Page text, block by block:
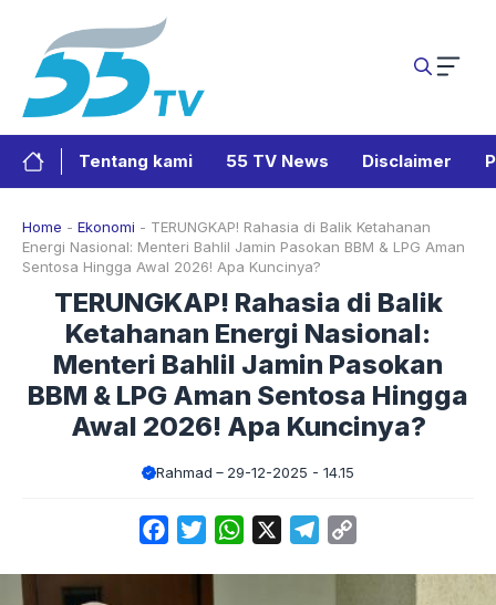
Tentang kami 55 TV News Disclaimer
Home - Ekonomi - TERUNGKAP! Rahasia di Balik Ketahanan
Energi Nasional: Menteri Bahlil Jamin Pasokan BBM & LPG Aman
Sentosa Hingga Awal 2026! Apa Kuncinya?
TERUNGKAP! Rahasia di Balik
Ketahanan Energi Nasional:
Menteri Bahlil Jamin Pasokan
BBM & LPG Aman Sentosa Hingga
Awal 2026! Apa Kuncinya?
Rahmad 29-12-2025 - 14.15
FacebookTwitterWhatsApp Telegram